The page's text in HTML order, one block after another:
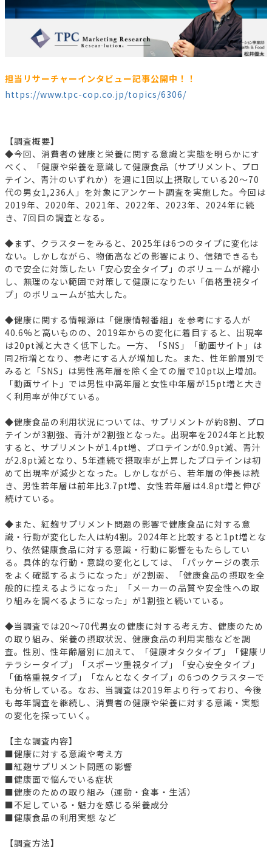
担当リサーチャーインタビュー記事公開中！！
https://www.tpc-cop.co.jp/topics/6306/
【調査概要】
◆今回、消費者の健康と栄養に関する意識と実態を明らかにす
べく、「健康や栄養を意識して健康食品（サプリメント、プロ
テイン、青汁のいずれか）を週に1回以上摂取している20～70
代の男女1,236人」を対象にアンケート調査を実施した。今回は
2019年、2020年、2021年、2022年、2023年、2024年に続
き、7回目の調査となる。
◆まず、クラスターをみると、2025年は6つのタイプに変化は
ない。しかしながら、物価高などの影響により、信頼できるも
ので安全に対策したい「安心安全タイプ」のボリュームが縮小
し、無理のない範囲で対策して健康になりたい「価格重視タイ
プ」のボリュームが拡大した。
◆健康に関する情報源は「健康情報番組」を参考にする人が
40.6%と高いものの、2019年からの変化に着目すると、出現率
は20pt減と大きく低下した。一方、「SNS」「動画サイト」は
同2桁増となり、参考にする人が増加した。また、性年齢層別で
みると「SNS」は男性高年層を除く全ての層で10pt以上増加。
「動画サイト」では男性中高年層と女性中年層が15pt増と大き
く利用率が伸びている。
◆健康食品の利用状況については、サプリメントが約8割、プロ
テインが3割強、青汁が2割強となった。出現率を2024年と比較
すると、サプリメントが1.4pt増、プロテインが0.9pt減、青汁
が2.8pt減となり、5年連続で摂取率が上昇したプロテインは初
めて出現率が減少となった。しかしながら、若年層の伸長は続
き、男性若年層は前年比3.7pt増、女性若年層は4.8pt増と伸び
続けている。
◆また、紅麹サプリメント問題の影響で健康食品に対する意
識・行動が変化した人は約4割。2024年と比較すると1pt増とな
り、依然健康食品に対する意識・行動に影響をもたらしてい
る。具体的な行動・意識の変化としては、「パッケージの表示
をよく確認するようになった」が2割弱、「健康食品の摂取を全
般的に控えるようになった」「メーカーの品質や安全性への取
り組みを調べるようになった」が1割強と続いている。
◆当調査では20～70代男女の健康に対する考え方、健康のため
の取り組み、栄養の摂取状況、健康食品の利用実態などを調
査。性別、性年齢層別に加えて、「健康オタクタイプ」「健康リ
テラシータイプ」「スポーツ重視タイプ」「安心安全タイプ」
「価格重視タイプ」「なんとなくタイプ」の6つのクラスターで
も分析している。なお、当調査は2019年より行っており、今後
も毎年調査を継続し、消費者の健康や栄養に対する意識・実態
の変化を探っていく。
【主な調査内容】
■健康に対する意識や考え方
■紅麹サプリメント問題の影響
■健康面で悩んでいる症状
■健康のための取り組み（運動・食事・生活）
■不足している・魅力を感じる栄養成分
■健康食品の利用実態 など
【調査方法】